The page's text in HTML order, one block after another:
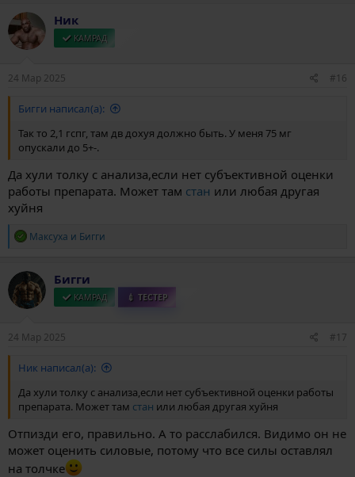
к
ц
и
и
Ник
КАМРАД
24 Мар 2025 #16
Бигги написал(а):
Так то 2,1 гспг, там дв дохуя должно быть. У меня 75 мг
опускали до 5+-.
Да хули толку с анализа,если нет субъективной оценки
работы препарата. Может там стан или любая другая
хуйня
Р
к
ц
и
и
Максуха и Бигги
Бигги
КАМРАД 💉 ТЕСТЕР
24 Мар 2025 #17
Ник написал(а):
Да хули толку с анализа,если нет субъективной оценки работы
препарата. Может там стан или любая другая хуйня
Отпизди его, правильно. А то расслабился. Видимо он не
может оценить силовые, потому что все силы оставлял
на толчке